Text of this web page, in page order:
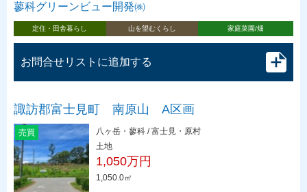
蓼科グリーンビュー開発㈱
定住・田舎暮らし 山を望むくらし 家庭菜園/畑
お問合せリストに追加する
諏訪郡富士見町 南原山 A区画
売買
八ヶ岳・蓼科 / 富士見・原村
土地
1,050万円
1,050.0㎡